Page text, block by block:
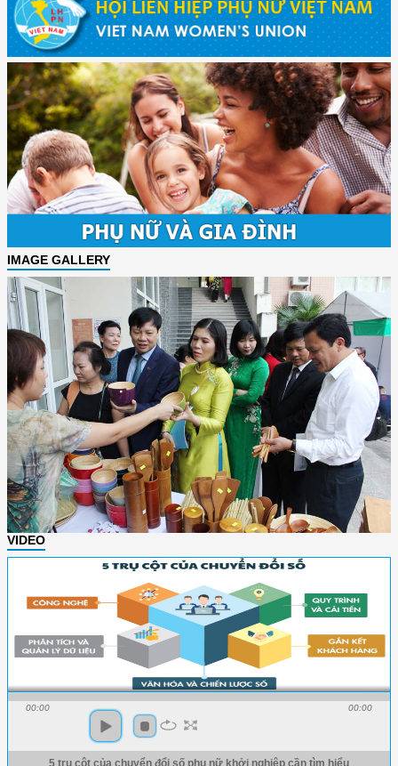
IMAGE GALLERY
VIDEO
00:00 00:00
5 trụ cột của chuyển đổi số phụ nữ khởi nghiệp cần tìm hiểu